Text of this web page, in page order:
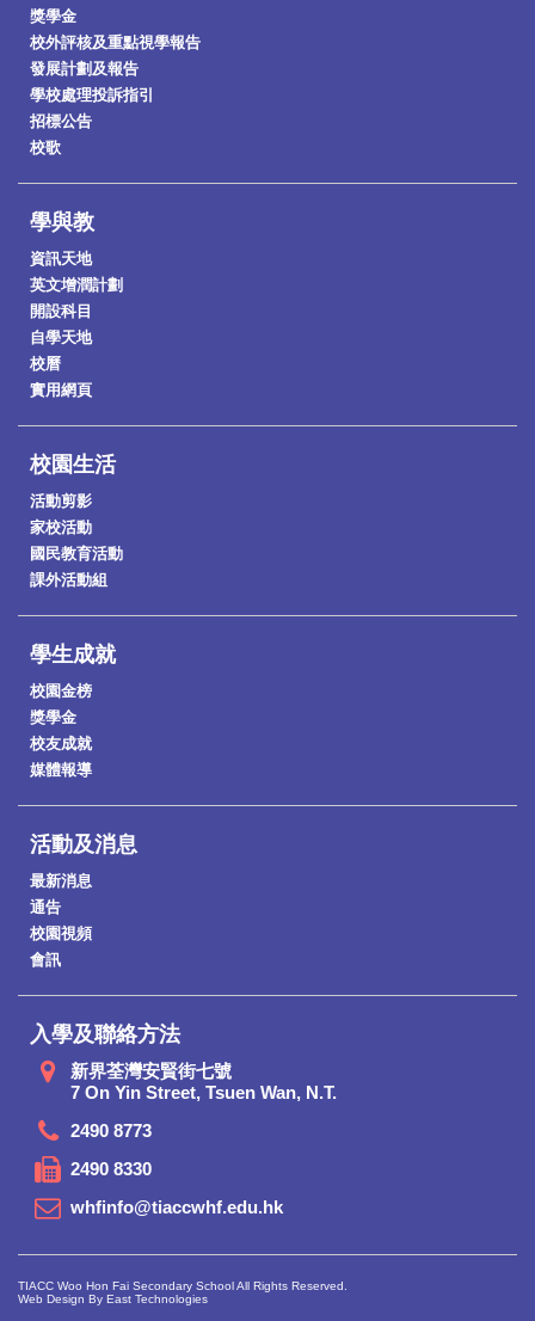
獎學金
校外評核及重點視學報告
發展計劃及報告
學校處理投訴指引
招標公告
校歌
學與教
資訊天地
英文增潤計劃
開設科目
自學天地
校曆
實用網頁
校園生活
活動剪影
家校活動
國民教育活動
課外活動組
學生成就
校園金榜
獎學金
校友成就
媒體報導
活動及消息
最新消息
通告
校園視頻
會訊
入學及聯絡方法
新界荃灣安賢街七號
7 On Yin Street, Tsuen Wan, N.T.
2490 8773
2490 8330
whfinfo@tiaccwhf.edu.hk
TIACC Woo Hon Fai Secondary School All Rights Reserved.
Web Design By East Technologies